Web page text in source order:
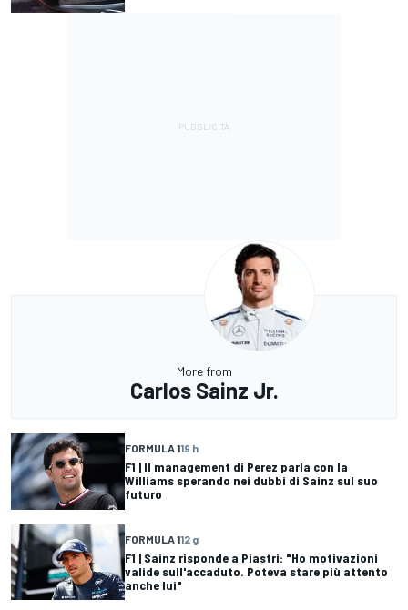
More from
Carlos Sainz Jr.
FORMULA 119 h
F1 | Il management di Perez parla con la
Williams sperando nei dubbi di Sainz sul suo
futuro
FORMULA 112 g
F1 | Sainz risponde a Piastri: "Ho motivazioni
valide sull'accaduto. Poteva stare più attento
anche lui"